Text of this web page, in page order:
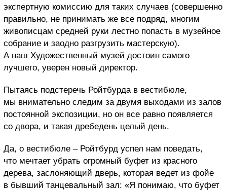
экспертную комиссию для таких случаев (совершенно
правильно, не принимать же все подряд, многим
живописцам средней руки лестно попасть в музейное
собрание и заодно разгрузить мастерскую).
А наш Художественный музей достоин самого
лучшего, уверен новый директор.
Пытаясь подстеречь Ройтбурда в вестибюле,
мы внимательно следим за двумя выходами из залов
постоянной экспозиции, но он все равно появляется
со двора, и такая дребедень целый день.
Да, о вестибюле – Ройтбурд успел нам поведать,
что мечтает убрать огромный буфет из красного
дерева, заслоняющий дверь, которая ведет из фойе
в бывший танцевальный зал: «Я понимаю, что буфет